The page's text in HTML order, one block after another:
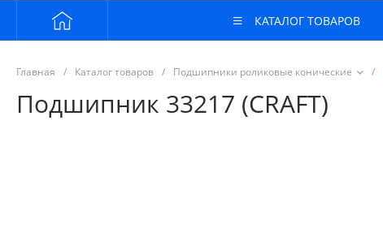
КАТАЛОГ ТОВАРОВ
Главная / Каталог товаров / Подшипники роликовые конические /
Подшипник 33217 (CRAFT)